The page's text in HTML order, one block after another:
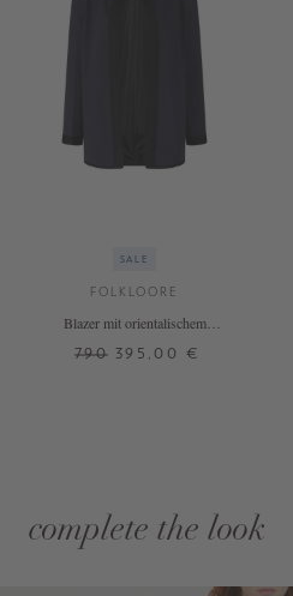
SALE
FOLKLOORE
Blazer mit orientalischem
790 395,00 €
complete the look